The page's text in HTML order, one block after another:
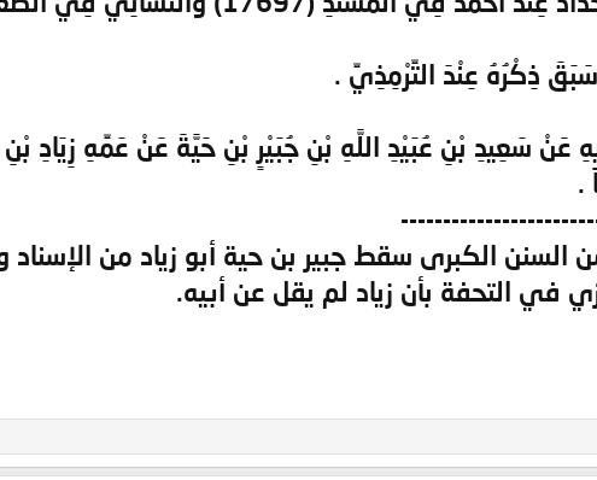
ذِكْرُهُ عِنْدَ التِّرْمِذِيِّ .
عَنْ سَعِيدِ بْنِ عُبَيْدِ اللَّهِ بْنِ جُبَيْرٍ بْنِ حَيَّةَ عَنْ عَمِّهِ زِيَادِ بْنِ
.
الكبرى سقط جبير بن حية أبو زياد من
في التحفة بأن زياد لم يقل عن أبيه.